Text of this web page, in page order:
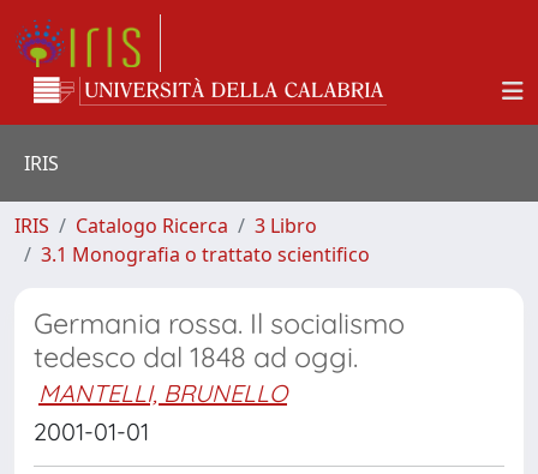
IRIS
IRIS Catalogo Ricerca
3 Libro
3.1 Monografia o trattato scientifico
Germania rossa. Il socialismo
tedesco dal 1848 ad oggi.
MANTELLI, BRUNELLO
2001-01-01